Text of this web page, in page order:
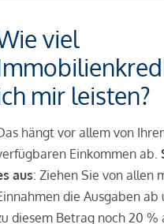
viel
mir leisten?
hängt vor allem von
Einkommen ab.
aus: Ziehen Sie von allen
die Ausgaben ab
diesem Betrag noch 20 %